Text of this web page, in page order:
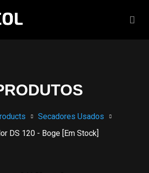
Secadores Usados
DS 120 - Boge [Em Stock]